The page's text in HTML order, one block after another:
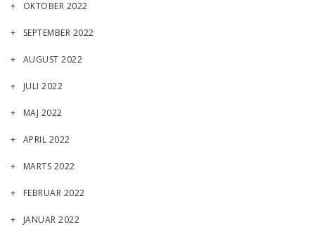
OKTOBER 2022
SEPTEMBER 2022
AUGUST 2022
JULI 2022
MAJ 2022
APRIL 2022
MARTS 2022
FEBRUAR 2022
JANUAR 2022